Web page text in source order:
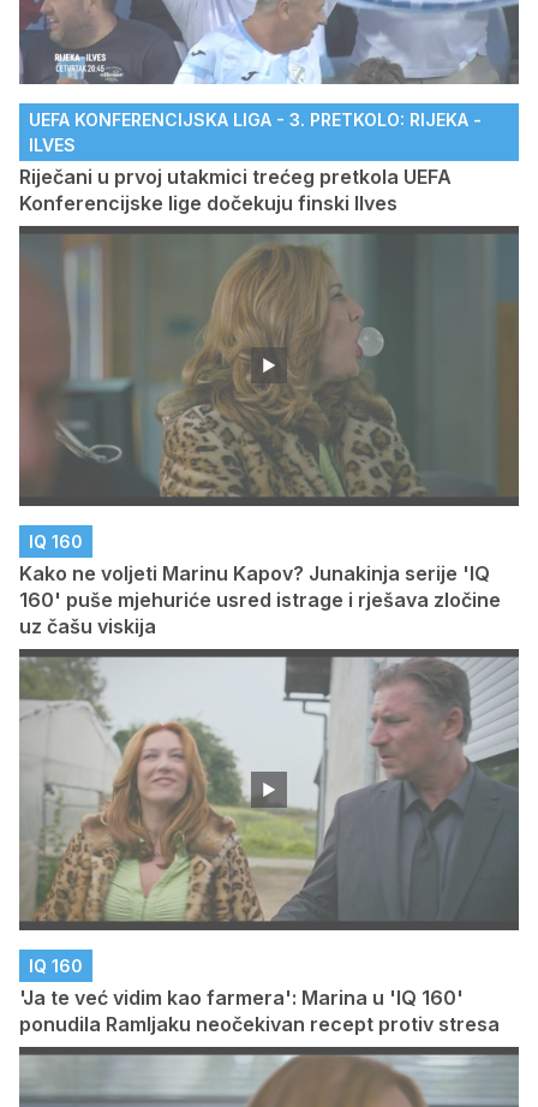
UEFA KONFERENCIJSKA LIGA - 3. PRETKOLO: RIJEKA -
ILVES
Riječani u prvoj utakmici trećeg pretkola UEFA
Konferencijske lige dočekuju finski Ilves
IQ 160
Kako ne voljeti Marinu Kapov? Junakinja serije 'IQ
160' puše mjehuriće usred istrage i rješava zločine
uz čašu viskija
IQ 160
'Ja te već vidim kao farmera': Marina u 'IQ 160'
ponudila Ramljaku neočekivan recept protiv stresa